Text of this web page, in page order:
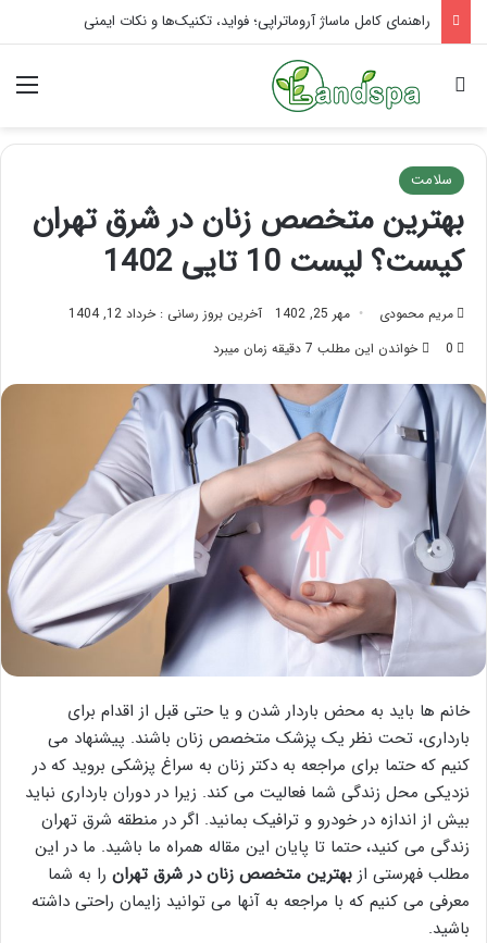
تاثیر ماساژ بر افسردگی؛ با ماساژ درمانی افسردگی را درمان کنید!
جستجو برای
سلامت
بهترین متخصص زنان در شرق تهران
کیست؟ لیست 10 تایی 1402
مریم محمودی مهر 25, 1402
آخرین بروز رسانی : خرداد 12, 1404
0
خواندن این مطلب 7 دقیقه زمان میبرد
خانم ها باید به محض باردار شدن و یا حتی قبل از اقدام برای
بارداری، تحت نظر یک پزشک متخصص زنان باشند. پیشنهاد می
کنیم که حتما برای مراجعه به دکتر زنان به سراغ پزشکی بروید که در
نزدیکی محل زندگی شما فعالیت می کند. زیرا در دوران بارداری نباید
بیش از اندازه در خودرو و ترافیک بمانید. اگر در منطقه شرق تهران
زندگی می کنید، حتما تا پایان این مقاله همراه ما باشید. ما در این
مطلب فهرستی از بهترین متخصص زنان در شرق تهران را به شما
معرفی می کنیم که با مراجعه به آنها می توانید زایمان راحتی داشته
باشید.